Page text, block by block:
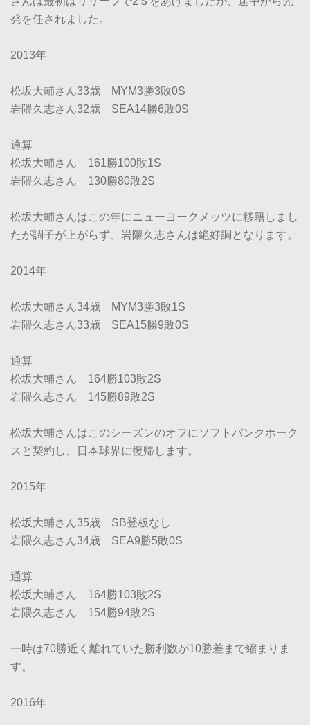
発を任されました。
2013年
松坂大輔さん33歳 MYM3勝3敗0S
岩隈久志さん32歳 SEA14勝6敗0S
通算
松坂大輔さん 161勝100敗1S
岩隈久志さん 130勝80敗2S
松坂大輔さんはこの年にニューヨークメッツに移籍しまし
たが調子が上がらず、岩隈久志さんは絶好調となります。
2014年
松坂大輔さん34歳 MYM3勝3敗1S
岩隈久志さん33歳 SEA15勝9敗0S
通算
松坂大輔さん 164勝103敗2S
岩隈久志さん 145勝89敗2S
松坂大輔さんはこのシーズンのオフにソフトバンクホーク
スと契約し、日本球界に復帰します。
2015年
松坂大輔さん35歳 SB登板なし
岩隈久志さん34歳 SEA9勝5敗0S
通算
松坂大輔さん 164勝103敗2S
岩隈久志さん 154勝94敗2S
一時は70勝近く離れていた勝利数が10勝差まで縮まりま
す。
2016年